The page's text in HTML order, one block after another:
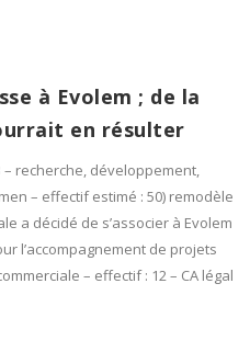
à Evolem ; de la
en résulter
recherche, développement,
– effectif estimé : 50) remodèle
a décidé de s’associer à Evolem
l’accompagnement de projets
– effectif : 12 – CA légal